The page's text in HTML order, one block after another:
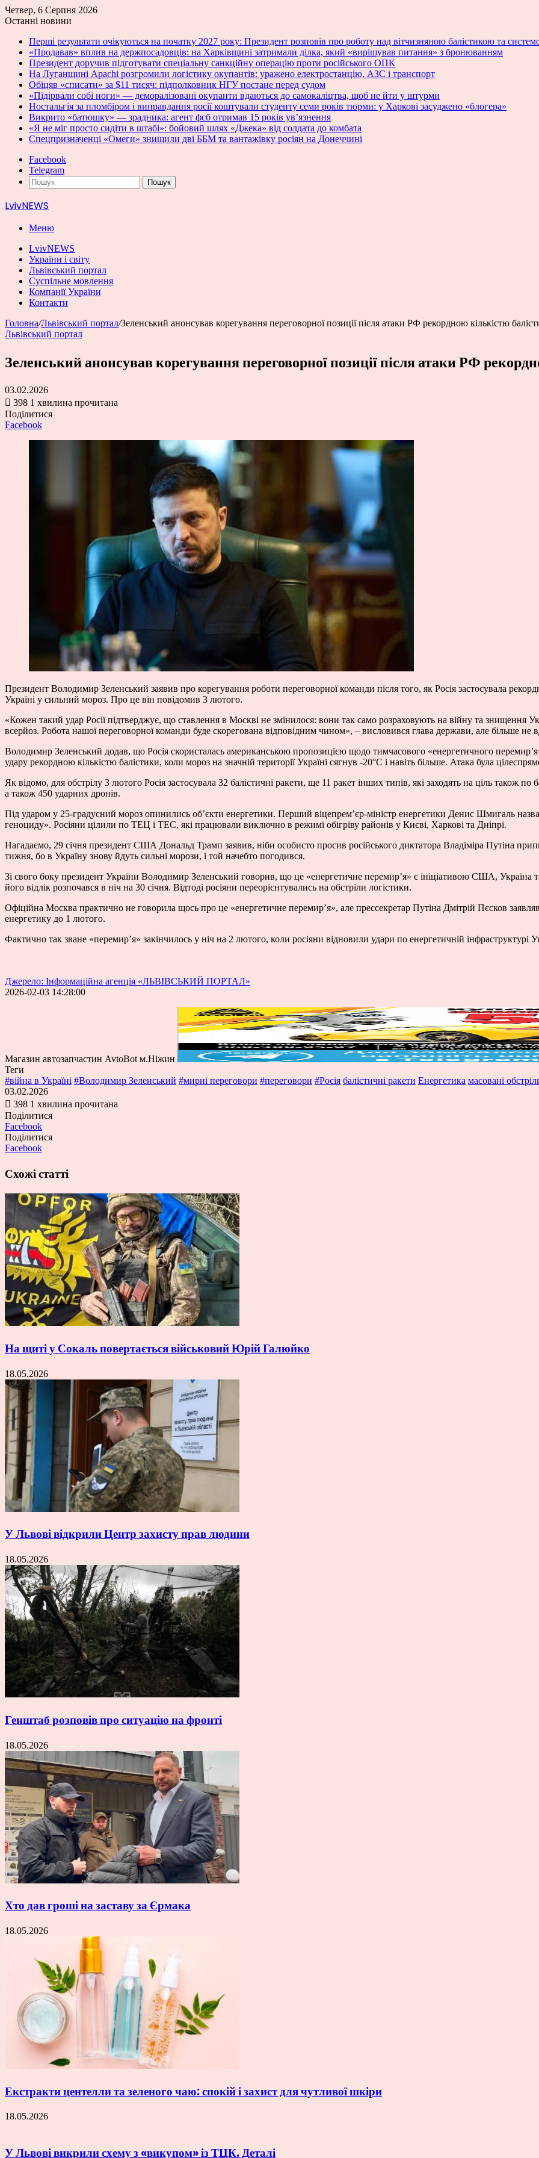
Четвер, 6 Серпня 2026
Останні новини
Перші результати очікуються на початку 2027 року: Президент розповів про роботу над вітчизняною балістикою та
«Продавав» вплив на держпосадовців: на Харківщині затримали ділка, який «вирішував питання» з бронюванням
Президент доручив підготувати спеціальну санкційну операцію проти російського ОПК
На Луганщині Apachi розгромили логістику окупантів: уражено електростанцію, АЗС і транспорт
Обіцяв «списати» за $11 тисяч: підполковник НГУ постане перед судом
«Підірвали собі ноги» — деморалізовані окупанти вдаються до самокаліцтва, щоб не йти у штурми
Ностальгія за пломбіром і виправдання росії коштували студенту семи років тюрми: у Харкові засуджено «блогера»
Викрито «батюшку» — зрадника: агент фсб отримав 15 років ув’язнення
«Я не міг просто сидіти в штабі»: бойовий шлях «Джека» від солдата до комбата
Спецпризначенці «Омеги» знищили дві ББМ та вантажівку росіян на Донеччині
Facebook
Telegram
Пошук
LvivNEWS
Меню
LvivNEWS
України і світу
Львівський портал
Суспільне мовлення
Компанії України
Контакти
Головна/Львівський портал/Зеленський анонсував корегування переговорної позиції після атаки РФ рекордною кількістю
Львівський портал
Зеленський анонсував корегування переговорної позиції після атаки РФ
03.02.2026
398 1 хвилина прочитана
Поділитися
Facebook
Президент Володимир Зеленський заявив про корегування роботи переговорної команди після того, як Росія застосувала
Україні у сильний мороз. Про це він повідомив 3 лютого.
«Кожен такий удар Росії підтверджує, що ставлення в Москві не змінилося: вони так само розраховують на війну та знищення
всерйоз. Робота нашої переговорної команди буде скорегована відповідним чином», – висловився глава держави, але більше не
Володимир Зеленський додав, що Росія скористалась американською пропозицією щодо тимчасового «енергетичного
удару рекордною кількістю балістики, коли мороз на значній території Україні сягнув -20°C і навіть більше. Атака була
Як відомо, для обстрілу 3 лютого Росія застосувала 32 балістичні ракети, ще 11 ракет інших типів, які заходять на ціль також по
а також 450 ударних дронів.
Під ударом у 25-градусний мороз опинились об’єкти енергетики. Перший віцепрем’єр-міністр енергетики Денис Шмигаль
геноциду». Росіяни цілили по ТЕЦ і ТЕС, які працювали виключно в режимі обігріву районів у Києві, Харкові та Дніпрі.
Нагадаємо, 29 січня президент США Дональд Трамп заявив, ніби особисто просив російського диктатора Владіміра Путіна
тижня, бо в Україну знову йдуть сильні морози, і той начебто погодився.
Зі свого боку президент України Володимир Зеленський говорив, що це «енергетичне перемир’я» є ініціативою США, Україна
його відлік розпочався в ніч на 30 січня. Відтоді росіяни переорієнтувались на обстріли логістики.
Офіційна Москва практично не говорила щось про це «енергетичне перемир’я», але прессекретар Путіна Дмітрій Пєсков заявляв
енергетику до 1 лютого.
Фактично так зване «перемир’я» закінчилось у ніч на 2 лютого, коли росіяни відновили удари по енергетичній інфраструктурі
Джерело: Інформаційна агенція «ЛЬВІВСЬКИЙ ПОРТАЛ»
2026-02-03 14:28:00
Магазин автозапчастин AvtoBot м.Ніжин
Теги
#війна в Україні #Володимир Зеленський #мирні переговори #переговори #Росія балістичні ракети Енергетика масовані
03.02.2026
398 1 хвилина прочитана
Поділитися
Facebook
Поділитися
Facebook
Схожі статті
На щиті у Сокаль повертається військовий Юрій Галюйко
18.05.2026
У Львові відкрили Центр захисту прав людини
18.05.2026
Генштаб розповів про ситуацію на фронті
18.05.2026
Хто дав гроші на заставу за Єрмака
18.05.2026
Екстракти центелли та зеленого чаю: спокій і захист для чутливої шкіри
18.05.2026
У Львові викрили схему з «викупом» із ТЦК. Деталі